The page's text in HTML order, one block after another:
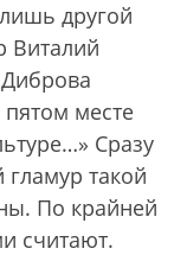
другой
Виталий
месте
Сразу
такой
По крайней
считают.